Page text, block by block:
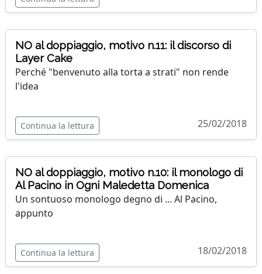
NO al doppiaggio, motivo n.11: il discorso di
Layer Cake
Perché "benvenuto alla torta a strati" non rende
l'idea
Continua la lettura 25/02/2018
NO al doppiaggio, motivo n.10: il monologo di
Al Pacino in Ogni Maledetta Domenica
Un sontuoso monologo degno di ... Al Pacino,
appunto
Continua la lettura 18/02/2018